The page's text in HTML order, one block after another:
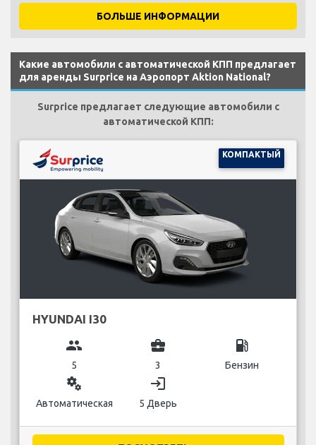
БОЛЬШЕ ИНФОРМАЦИИ
Какие автомобили с автоматической КПП предлагает
для аренды Surprice на Аэропорт Aktion National?
Surprice предлагает следующие автомобили с
автоматической КПП:
КОМПАКТЫЙ
HYUNDAI I30
group
5
business_center
3
local_gas_station
Бензин
miscellaneous_services
Автоматическая
login
5 Дверь